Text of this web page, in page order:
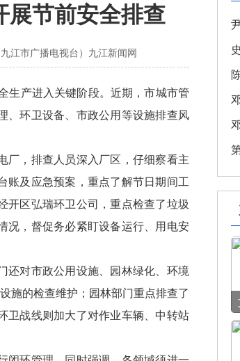
展节前安全排查
江市广播电视台）九江新闻网
生产进入关键阶段。近期，市城市管
、环卫设备、市政公用等设施排查风
厂，排查人员深入厂区，仔细察看主
账及应急预案，重点了解节日期间工
开区弘瑞环卫公司，重点检查了垃圾
况，督促务必紧盯设备运行、用电安
还对市政公用设施、园林绿化、环境
施的检查维护；园林部门重点排查了
卫战线则加大了对作业车辆、中转站